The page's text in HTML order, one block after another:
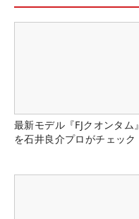
最新モデル『FJクオンタム』
を石井良介プロがチェック